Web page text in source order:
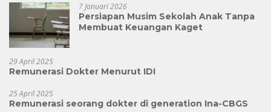
7 Januari 2026
Persiapan Musim Sekolah Anak Tanpa
Membuat Keuangan Kaget
29 April 2025
Remunerasi Dokter Menurut IDI
25 April 2025
Remunerasi seorang dokter di generation Ina-CBGS